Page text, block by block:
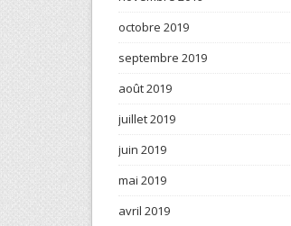
octobre 2019
septembre 2019
août 2019
juillet 2019
juin 2019
mai 2019
avril 2019